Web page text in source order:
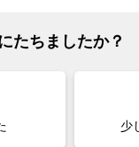
たちましたか？
少